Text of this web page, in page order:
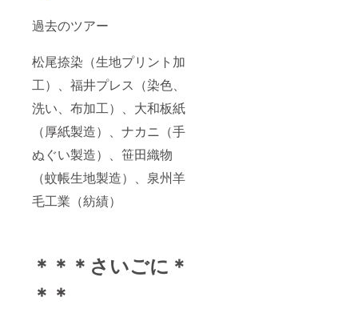
過去のツアー
松尾捺染（生地プリント加
工）、福井プレス（染色、
洗い、布加工）、大和板紙
（厚紙製造）、ナカニ（手
ぬぐい製造）、笹田織物
（蚊帳生地製造）、泉州羊
毛工業（紡績）
＊＊＊さいごに＊
＊＊